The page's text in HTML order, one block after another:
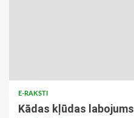
E-RAKSTI
Kādas kļūdas labojums